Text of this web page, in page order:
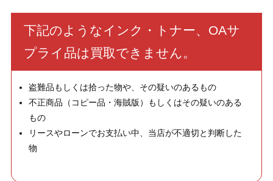
下記のようなインク・トナー、OAサ
プライ品は買取できません。
盗難品もしくは拾った物や、その疑いのあるもの
不正商品（コピー品・海賊版）もしくはその疑いのある
もの
リースやローンでお支払い中、当店が不適切と判断した
物